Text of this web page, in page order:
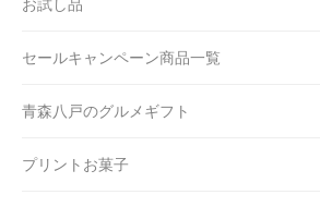
お試し品
セールキャンペーン商品一覧
青森八戸のグルメギフト
プリントお菓子